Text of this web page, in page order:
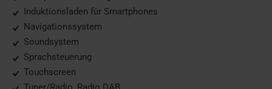
Induktionsladen für Smartphones
Navigationssystem
Soundsystem
Sprachsteuerung
Touchscreen